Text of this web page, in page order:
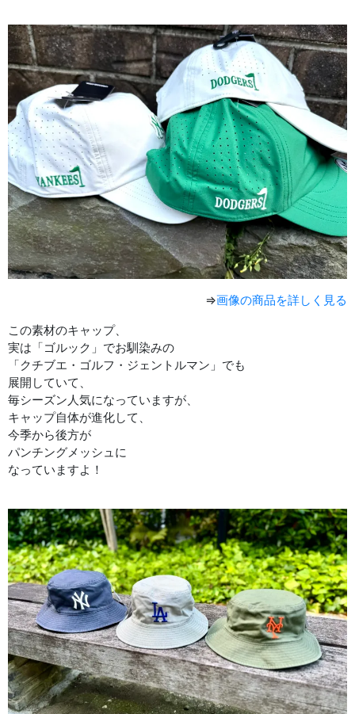
⇒画像の商品を詳しく見る
この素材のキャップ、
実は「ゴルック」でお馴染みの
「クチブエ・ゴルフ・ジェントルマン」でも
展開していて、
毎シーズン人気になっていますが、
キャップ自体が進化して、
今季から後方が
パンチングメッシュに
なっていますよ！